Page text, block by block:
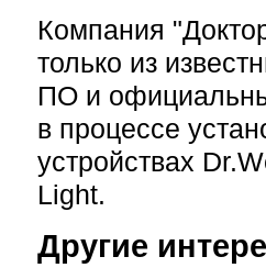
Компания
только из
ПО и
в процессе
устройствах
Light.
Другие